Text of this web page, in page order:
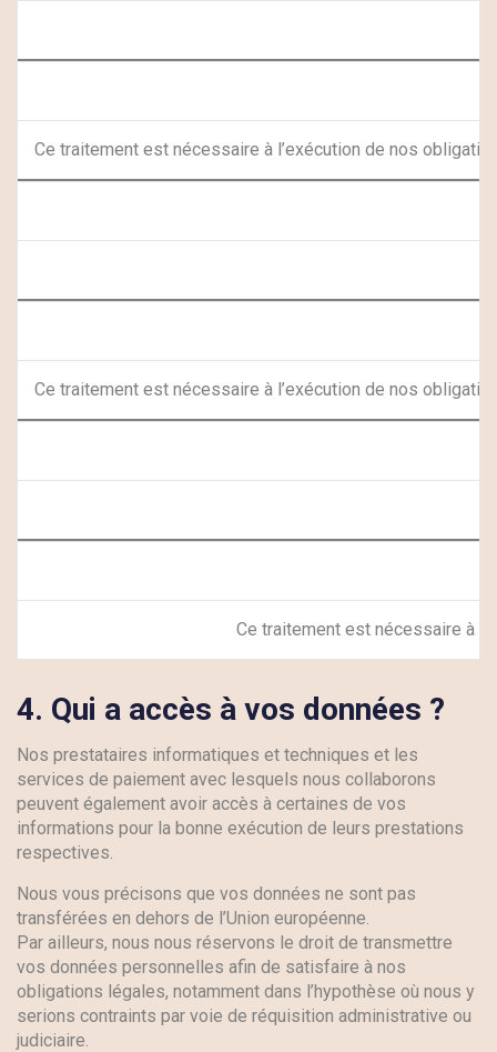
Ce traitement est nécessaire à l’exécution de nos
Ce traitement est nécessaire à l’exécution de nos
Ce traitement est nécessaire à
4. Qui a accès à vos données ?
Nos prestataires informatiques et techniques et les
services de paiement avec lesquels nous collaborons
peuvent également avoir accès à certaines de vos
informations pour la bonne exécution de leurs prestations
respectives.
Nous vous précisons que vos données ne sont pas
transférées en dehors de l’Union européenne.
Par ailleurs, nous nous réservons le droit de transmettre
vos données personnelles afin de satisfaire à nos
obligations légales, notamment dans l’hypothèse où nous y
serions contraints par voie de réquisition administrative ou
judiciaire.